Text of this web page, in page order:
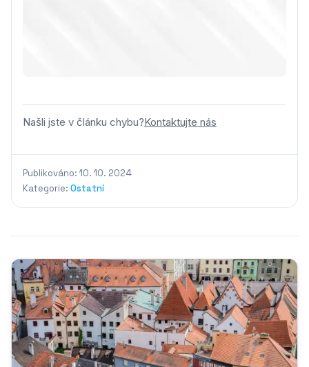
Našli jste v článku chybu?Kontaktujte nás
Publikováno: 10. 10. 2024
Kategorie: Ostatní